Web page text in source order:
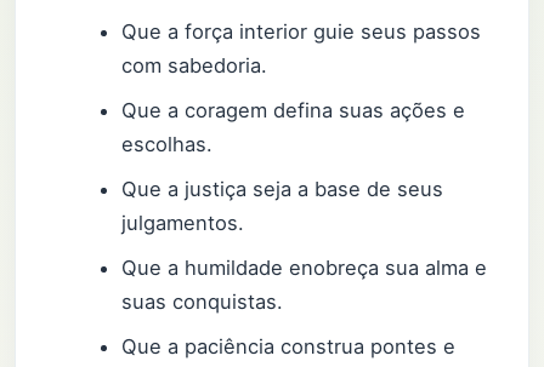
Que a força interior guie seus passos
com sabedoria.
Que a coragem defina suas ações e
escolhas.
Que a justiça seja a base de seus
julgamentos.
Que a humildade enobreça sua alma e
suas conquistas.
Que a paciência construa pontes e